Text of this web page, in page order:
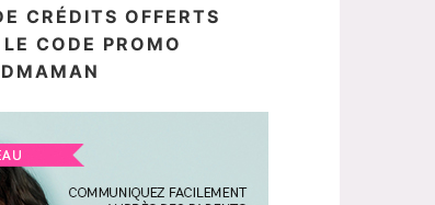
CRÉDITS OFFERTS
CODE PROMO